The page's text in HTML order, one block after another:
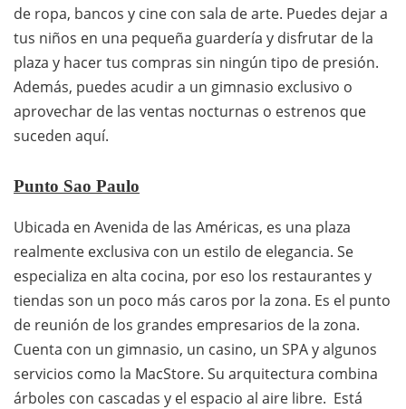
de ropa, bancos y cine con sala de arte. Puedes dejar a
tus niños en una pequeña guardería y disfrutar de la
plaza y hacer tus compras sin ningún tipo de presión.
Además, puedes acudir a un gimnasio exclusivo o
aprovechar de las ventas nocturnas o estrenos que
suceden aquí.
Punto Sao Paulo
Ubicada en Avenida de las Américas, es una plaza
realmente exclusiva con un estilo de elegancia. Se
especializa en alta cocina, por eso los restaurantes y
tiendas son un poco más caros por la zona. Es el punto
de reunión de los grandes empresarios de la zona.
Cuenta con un gimnasio, un casino, un SPA y algunos
servicios como la MacStore. Su arquitectura combina
árboles con cascadas y el espacio al aire libre. Está